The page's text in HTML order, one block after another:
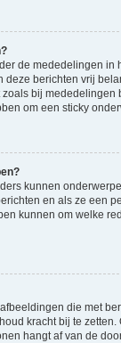
de mededelingen in
deze berichten vrij
bij mededelingen
om een sticky
kunnen
en als ze een
kunnen om welke
die met
kracht bij te
hangt af van de